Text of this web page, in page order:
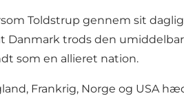
Toldstrup gennem sit
trods den
som en allieret nation.
Frankrig, Norge og USA